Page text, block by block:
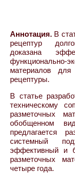
Аннотация. В
рецептур
доказана
функционально-
материалов
рецептуры.
В статье
техническому
разметочных
обобщенном
предлагается
системный
эффективный и
разметочных
четыре года.